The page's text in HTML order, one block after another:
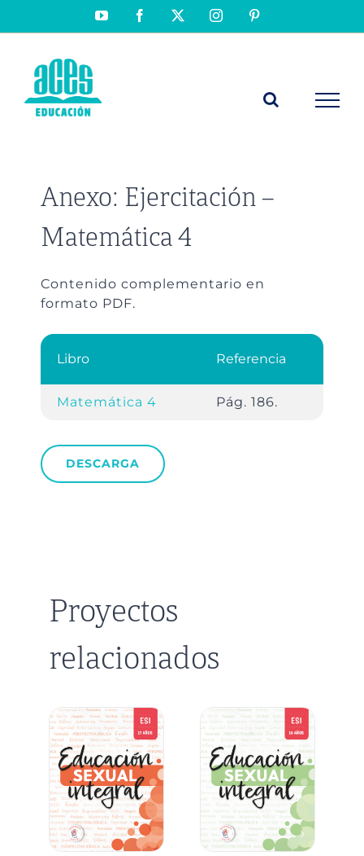
YouTubeFacebook Instagram
Anexo: Ejercitación –
Matemática 4
Contenido complementario en
formato PDF.
Libro Referencia
Matemática 4 Pág. 186.
DESCARGA
Proyectos
relacionados